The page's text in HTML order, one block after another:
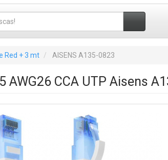
Red + 3 mt AISENS A135-0823
AWG26 CCA UTP Aisens